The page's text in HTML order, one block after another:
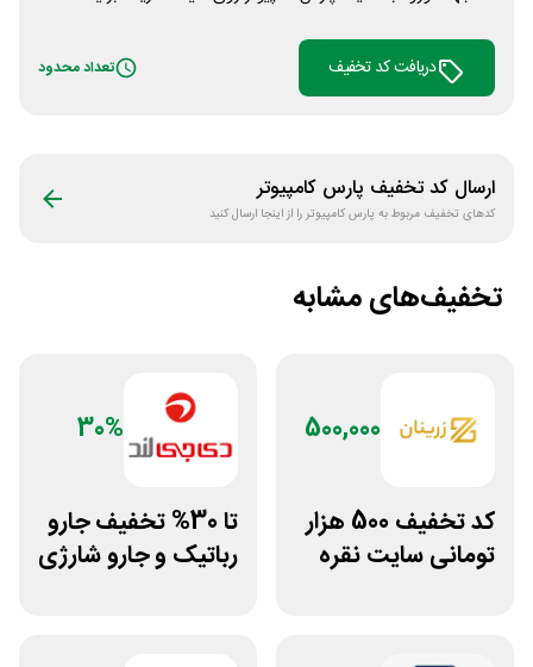
دریافت کد تخفیف تعداد محدود
ارسال کد تخفیف پارس کامپیوتر
کدهای تخفیف مربوط به پارس کامپیوتررا از اینجا ارسال کنید
تخفیف‌های مشابه
500,000
کد تخفیف 500 هزار
تومانی سایت نقره
30%
تا 30% تخفیف جارو
رباتیک و جارو شارژی